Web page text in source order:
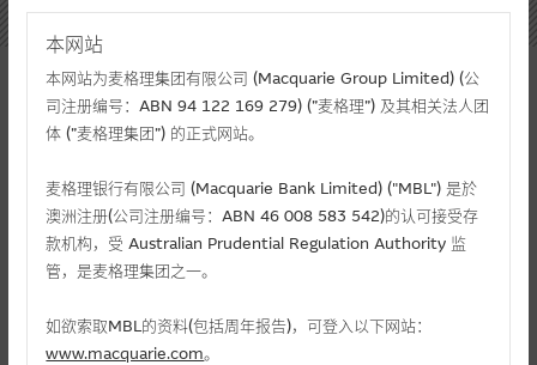
认股证
牛熊证
中资股票专页
麦格理投资教室
会员专区
请选择指数
上证综合指数
上证综合指数
3,966.59
+0.67%
3,967.59
最低价
3,938.63
成交额(千元)
本网站
本网站为麦格理集团有限公司 (Macquarie Group Limited) (公
司注册编号：ABN 94 122 169 279) (”麦格理”) 及其相关法人团
体 (”麦格理集团”) 的正式网站。
麦格理银行有限公司 (Macquarie Bank Limited) ("MBL") 是於
澳洲注册(公司注册编号：ABN 46 008 583 542)的认可接受存
款机构，受 Australian Prudential Regulation Authority 监
管，是麦格理集团之一。
如欲索取MBL的资料(包括周年报告)，可登入以下网站：
www.macquarie.com。